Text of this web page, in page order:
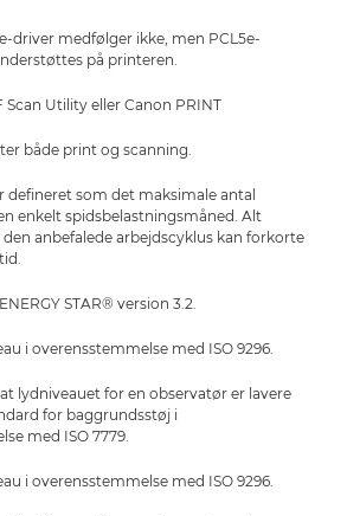
driver medfølger ikke, men PCL5e-
på printeren.
Scan Utility eller Canon PRINT
både print og scanning.
defineret som det maksimale antal
enkelt spidsbelastningsmåned. Alt
anbefalede arbejdscyklus kan forkorte
STAR® version 3.2.
i overensstemmelse med ISO 9296.
lydniveauet for en observatør er lavere
for baggrundsstøj i
med ISO 7779.
i overensstemmelse med ISO 9296.